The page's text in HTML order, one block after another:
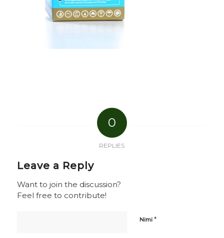
0
REPLIES
Leave a Reply
Want to join the discussion?
Feel free to contribute!
Nimi *